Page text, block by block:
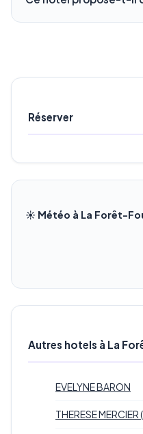
Réserver
☀️ Météo à La Forêt-
Autres hotels à La
EVELYNE BARON
THERESE